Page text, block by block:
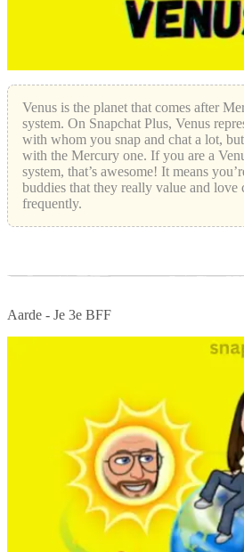
Venus is the planet that comes after
system. On Snapchat Plus, Venus
with whom you snap and chat a lot,
with the Mercury one. If you are a
system, that’s awesome! It means
buddies that they really value and love
frequently.
Aarde - Je 3e BFF